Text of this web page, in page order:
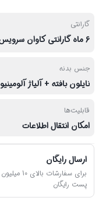
گارانتی
6 ماه گارانتی کاوان سرویس
جنس بدنه
نایلون بافته + آلیاژ
قابلیت‌ها
امکان انتقال اطلاعات
ارسال رایگان
برای
پست رایگان